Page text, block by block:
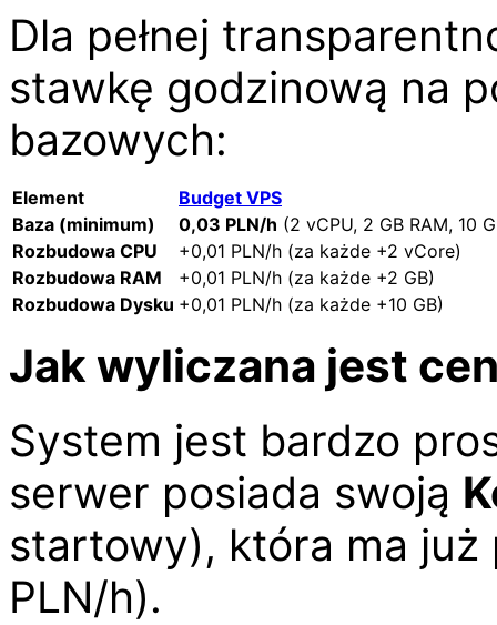
Dla pełnej
stawkę godzinową na
bazowych:
Element
Budget VPS
Baza (minimum)
0,03 PLN/h (2 vCPU, 2 GB RAM, 10
Rozbudowa CPU
+0,01 PLN/h (za każde +2 vCore)
Rozbudowa RAM
+0,01 PLN/h (za każde +2 GB)
Rozbudowa Dysku +0,01 PLN/h (za każde +10 GB)
Jak wyliczana jest
System jest bardzo
serwer posiada swoją
startowy), która ma
PLN/h).